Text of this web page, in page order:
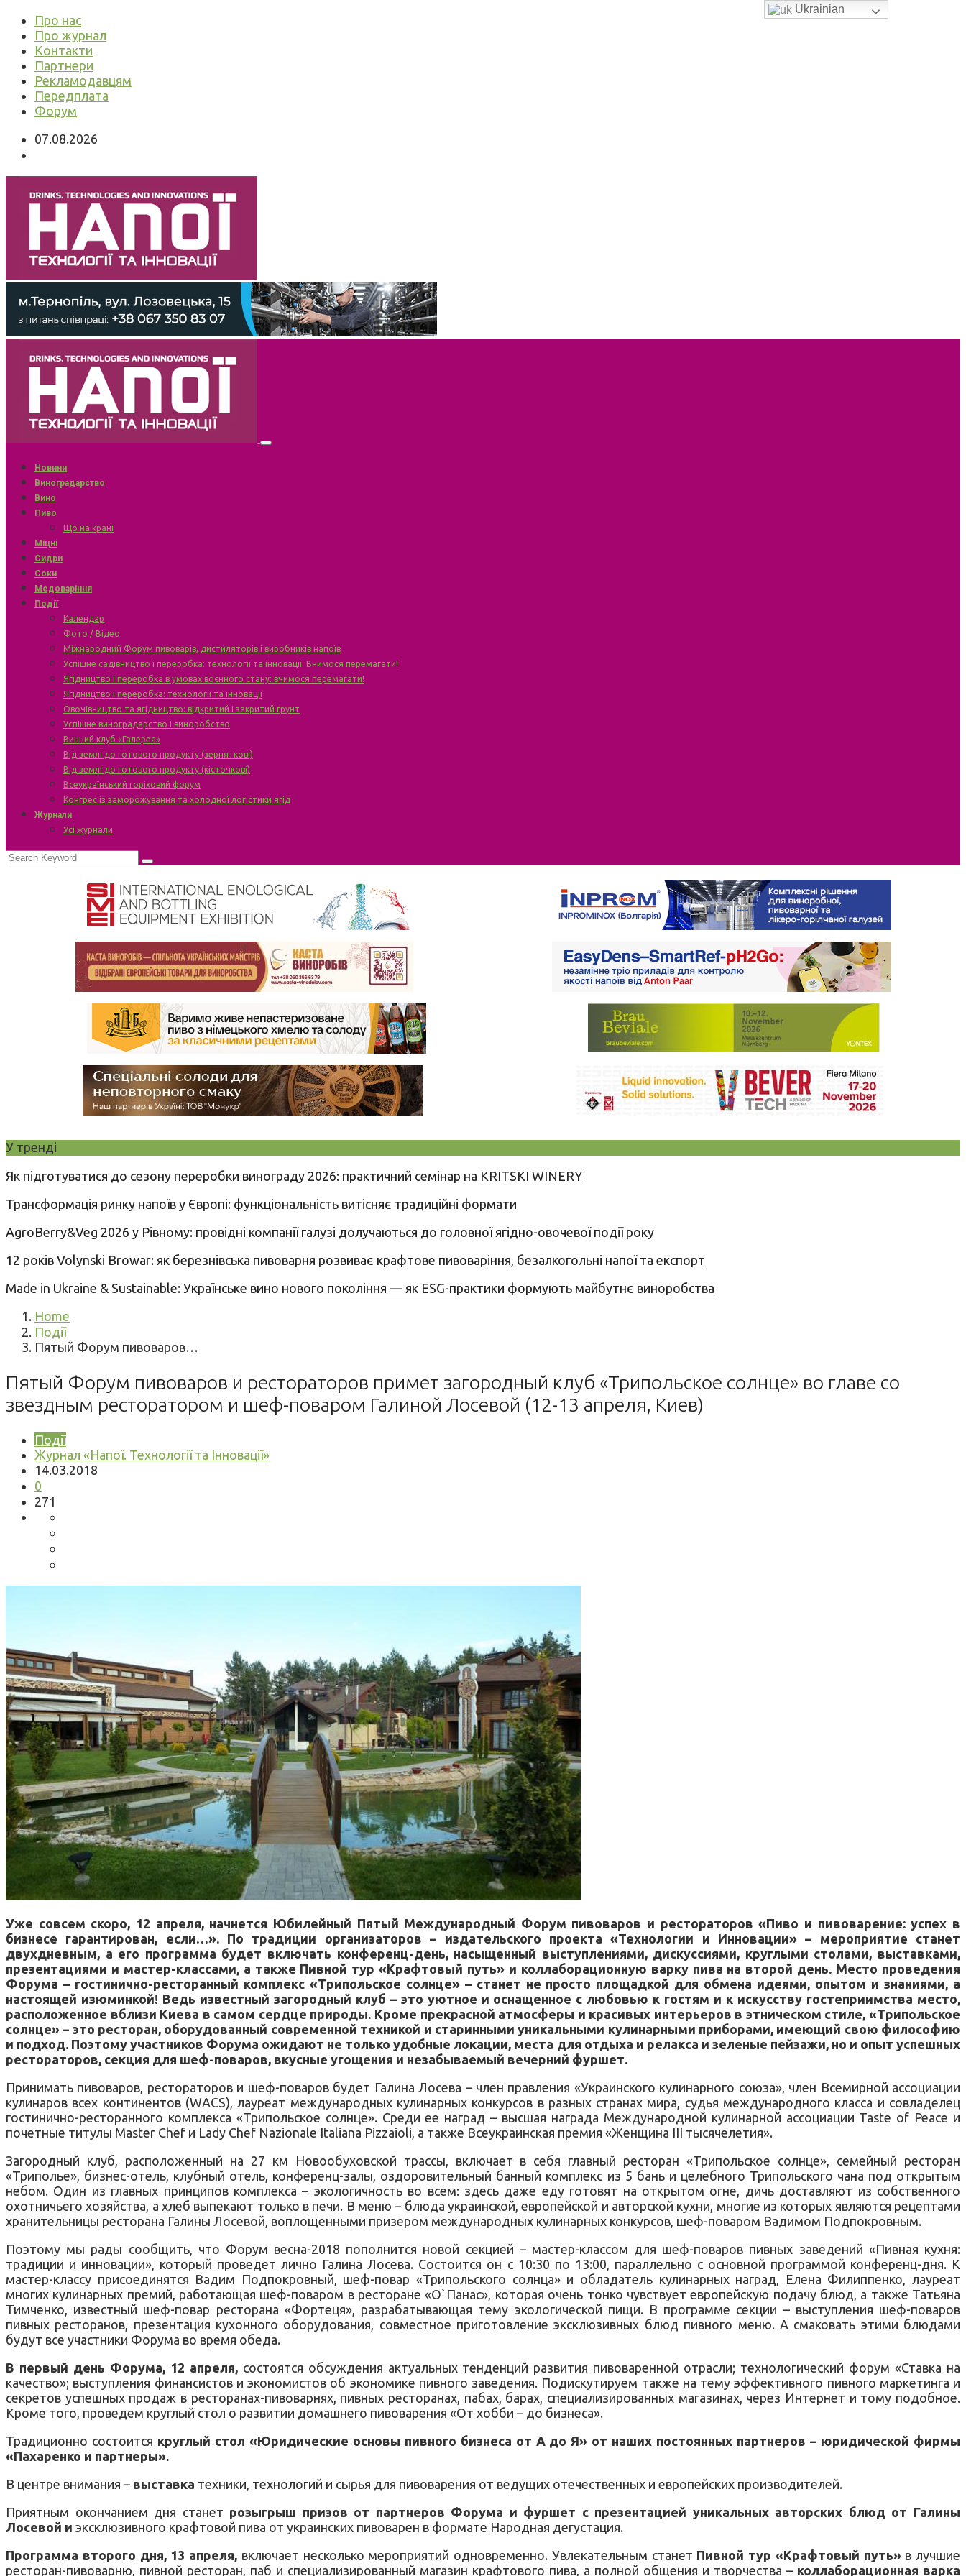
Про нас
Про журнал
Контакти
Партнери
Рекламодавцям
Передплата
Форум
07.08.2026
Новини
Виноградарство
Вино
Пиво
Що на крані
Міцні
Сидри
Соки
Медоваріння
Події
Календар
Фото / Відео
Міжнародний Форум пивоварів, дистиляторів і виробників напоїв
Успішне садівництво і переробка: технології та інновації. Вчимося перемагати!
Ягідництво і переробка в умовах воєнного стану: вчимося перемагати!
Ягідництво і переробка: технології та інновації
Овочівництво та ягідництво: відкритий і закритий ґрунт
Успішне виноградарство і виноробство
Винний клуб «Галерея»
Від землі до готового продукту (зерняткові)
Від землі до готового продукту (кісточкові)
Всеукраїнський горіховий форум
Конгрес із заморожування та холодної логістики ягід
Журнали
Усі журнали
У тренді
Як підготуватися до сезону переробки винограду 2026: практичний семінар на KRITSKI WINERY
Трансформація ринку напоїв у Європі: функціональність витісняє традиційні формати
AgroBerry&Veg 2026 у Рівному: провідні компанії галузі долучаються до головної ягідно-овочевої події року
12 років Volynski Browar: як березнівська пивоварня розвиває крафтове пивоваріння, безалкогольні напої та експорт
Made in Ukraine & Sustainable: Українське вино нового покоління — як ESG-практики формують майбутнє виноробства
Home
Події
Пятый Форум пивоваров…
Пятый Форум пивоваров и рестораторов примет загородный клуб «Трипольское солнце» во главе со
звездным ресторатором и шеф-поваром Галиной Лосевой (12-13 апреля, Киев)
Події
Журнал «Напої. Технології та Інновації»
14.03.2018
0
271
Уже совсем скоро, 12 апреля, начнется Юбилейный Пятый Международный Форум пивоваров и рестораторов «Пиво и пивоварение: успех в
бизнесе гарантирован, если…». По традиции организаторов – издательского проекта «Технологии и Инновации» – мероприятие станет
двухдневным, а его программа будет включать конференц-день, насыщенный выступлениями, дискуссиями, круглыми столами, выставками,
презентациями и мастер-классами, а также Пивной тур «Крафтовый путь» и коллаборационную варку пива на второй день. Место проведения
Форума – гостинично-ресторанный комплекс «Трипольское солнце» – станет не просто площадкой для обмена идеями, опытом и знаниями, а
настоящей изюминкой! Ведь известный загородный клуб – это уютное и оснащенное с любовью к гостям и к искусству гостеприимства место,
расположенное вблизи Киева в самом сердце природы. Кроме прекрасной атмосферы и красивых интерьеров в этническом стиле, «Трипольское
солнце» – это ресторан, оборудованный современной техникой и старинными уникальными кулинарными приборами, имеющий свою философию
и подход. Поэтому участников Форума ожидают не только удобные локации, места для отдыха и релакса и зеленые пейзажи, но и опыт успешных
рестораторов, секция для шеф-поваров, вкусные угощения и незабываемый вечерний фуршет.
Принимать пивоваров, рестораторов и шеф-поваров будет Галина Лосева – член правления «Украинского кулинарного союза», член Всемирной ассоциации
кулинаров всех континентов (WACS), лауреат международных кулинарных конкурсов в разных странах мира, судья международного класса и совладелец
гостинично-ресторанного комплекса «Трипольское солнце». Среди ее наград – высшая награда Международной кулинарной ассоциации Taste of Peace и
почетные титулы Master Chef и Lady Chef Nazionale Italiana Pizzaioli, а также Всеукраинская премия «Женщина III тысячелетия».
Загородный клуб, расположенный на 27 км Новообуховской трассы, включает в себя главный ресторан «Трипольское солнце», семейный ресторан
«Триполье», бизнес-отель, клубный отель, конференц-залы, оздоровительный банный комплекс из 5 бань и целебного Трипольского чана под открытым
небом. Один из главных принципов комплекса – экологичность во всем: здесь даже еду готовят на открытом огне, дичь доставляют из собственного
охотничьего хозяйства, а хлеб выпекают только в печи. В меню – блюда украинской, европейской и авторской кухни, многие из которых являются рецептами
хранительницы ресторана Галины Лосевой, воплощенными призером международных кулинарных конкурсов, шеф-поваром Вадимом Подпокровным.
Поэтому мы рады сообщить, что Форум весна-2018 пополнится новой секцией – мастер-классом для шеф-поваров пивных заведений «Пивная кухня:
традиции и инновации», который проведет лично Галина Лосева. Состоится он с 10:30 по 13:00, параллельно с основной программой конференц-дня. К
мастер-классу присоединятся Вадим Подпокровный, шеф-повар «Трипольского солнца» и обладатель кулинарных наград, Елена Филиппенко, лауреат
многих кулинарных премий, работающая шеф-поваром в ресторане «О`Панас», которая очень тонко чувствует европейскую подачу блюд, а также Татьяна
Тимченко, известный шеф-повар ресторана «Фортеця», разрабатывающая тему экологической пищи. В программе секции – выступления шеф-поваров
пивных ресторанов, презентация кухонного оборудования, совместное приготовление эксклюзивных блюд пивного меню. А смаковать этими блюдами
будут все участники Форума во время обеда.
В первый день Форума, 12 апреля,состоятся обсуждения актуальных тенденций развития пивоваренной отрасли; технологический форум «Ставка на
качество»; выступления финансистов и экономистов об экономике пивного заведения. Подискутируем также на тему эффективного пивного маркетинга и
секретов успешных продаж в ресторанах-пивоварнях, пивных ресторанах, пабах, барах, специализированных магазинах, через Интернет и тому подобное.
Кроме того, проведем круглый стол о развитии домашнего пивоварения «От хобби – до бизнеса».
Традиционно состоится круглый стол «Юридические основы пивного бизнеса от А до Я» от наших постоянных партнеров – юридической фирмы
«Пахаренко и партнеры».
В центре внимания – выставка техники, технологий и сырья для пивоварения от ведущих отечественных и европейских производителей.
Приятным окончанием дня станет розыгрыш призов от партнеров Форума и фуршет с презентацией уникальных авторских блюд от Галины
Лосевой и эксклюзивного крафтовой пива от украинских пивоварен в формате Народная дегустация.
Программа второго дня, 13 апреля, включает несколько мероприятий одновременно. Увлекательным станет Пивной тур «Крафтовый путь»в лучшие
ресторан-пивоварню, пивной ресторан, паб и специализированный магазин крафтового пива, а полной общения и творчества – коллаборационная варка
Ukrainian